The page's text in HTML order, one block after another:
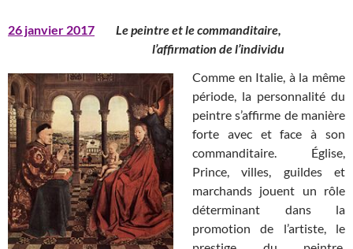
26 janvier 2017
Le peintre et le commanditaire,
l’affirmation de l’individu
Comme en Italie, à la même
période, la personnalité du
peintre s’affirme de manière
forte avec et face à son
commanditaire. Église,
Prince, villes, guildes et
marchands jouent un rôle
déterminant dans la
promotion de l’artiste, le